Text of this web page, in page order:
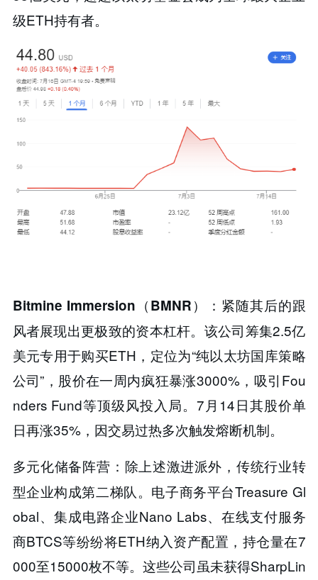
级ETH持有者。
Bitmine Immersion（BMNR）​​
：紧随其后的跟
风者展现出更极致的资本杠杆。该公司筹集2.5亿
美元专用于购买ETH，定位为“纯以太坊国库策略
公司”，股价在一周内​​疯狂暴涨3000%​​，吸引Fou
nders Fund等顶级风投入局。7月14日其股价单
日再涨35%，因交易过热多次触发熔断机制。
多元化储备阵营​​： 除上述激进派外，传统行业转
型企业构成第二梯队。电子商务平台Treasure Gl
obal、集成电路企业Nano Labs、在线支付服务
商BTCS等纷纷将ETH纳入资产配置，持仓量在7
000至15000枚不等。这些公司虽未获得SharpLin